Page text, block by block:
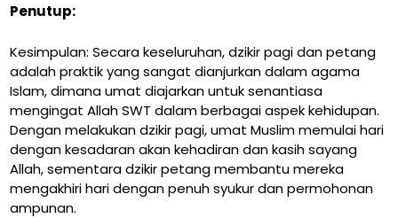
Penutup:
Kesimpulan: Secara keseluruhan, dzikir pagi dan petang
adalah praktik yang sangat dianjurkan dalam agama
Islam, dimana umat diajarkan untuk senantiasa
mengingat Allah SWT dalam berbagai aspek kehidupan.
Dengan melakukan dzikir pagi, umat Muslim memulai hari
dengan kesadaran akan kehadiran dan kasih sayang
Allah, sementara dzikir petang membantu mereka
mengakhiri hari dengan penuh syukur dan permohonan
ampunan.